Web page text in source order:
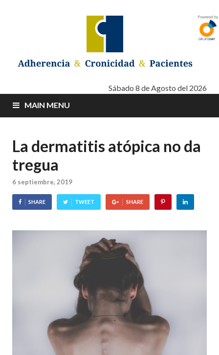
Adherencia –
Cronicidad –
Pacientes
Adherencia – Cronicidad – PacientesSábado 8 de Agosto del 2026
MAIN MENU
La dermatitis atópica no da
tregua
6 septiembre, 2019
SHARE TWEET SHARE